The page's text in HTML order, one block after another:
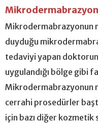
Mikrodermabrazyonun
duyduğu
tedaviyi yapan
uygulandığı bölge gibi
Mikrodermabrazyonun
cerrahi prosedürler
için bazı diğer